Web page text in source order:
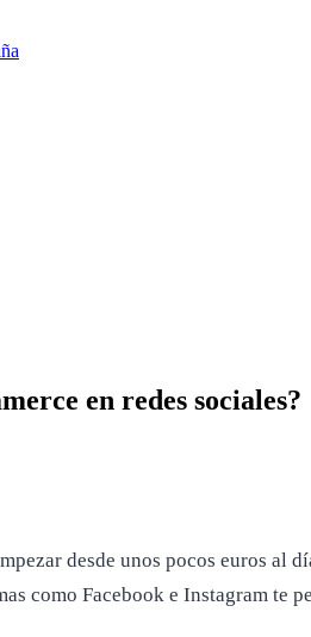
en redes sociales?
desde unos pocos euros
como Facebook e Instagram